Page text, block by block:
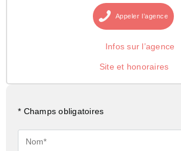
Appeler l’agence
Infos sur l’agence
Site et honoraires
* Champs obligatoires
Nom*